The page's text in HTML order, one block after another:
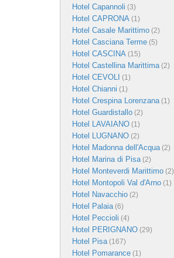
Hotel Capannoli (3)
Hotel CAPRONA (1)
Hotel Casale Marittimo (2)
Hotel Casciana Terme (5)
Hotel CASCINA (15)
Hotel Castellina Marittima(2)
Hotel CEVOLI (1)
Hotel Chianni (1)
Hotel Crespina Lorenzana(1)
Hotel Guardistallo (2)
Hotel LAVAIANO (1)
Hotel LUGNANO (2)
Hotel Madonna dell'Acqua(2)
Hotel Marina di Pisa(2)
Hotel Monteverdi Marittimo (2)
Hotel Montopoli Val d'Arno (1)
Hotel Navacchio (2)
Hotel Palaia(6)
Hotel Peccioli (4)
Hotel PERIGNANO (29)
Hotel Pisa(167)
Hotel Pomarance (1)